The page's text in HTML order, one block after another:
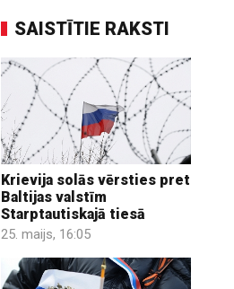
SAISTĪTIE RAKSTI
Krievija solās vērsties pret
Baltijas valstīm
Starptautiskajā tiesā
25. maijs, 16:05